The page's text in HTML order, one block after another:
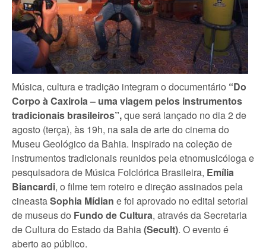
Música, cultura e tradição integram o documentário “Do
Corpo à Caxirola – uma viagem pelos instrumentos
tradicionais brasileiros”,que será lançado no dia 2 de
agosto (terça), às 19h, na sala de arte do cinema do
Museu Geológico da Bahia. Inspirado na coleção de
instrumentos tradicionais reunidos pela etnomusicóloga e
pesquisadora de Música Folclórica Brasileira, Emília
Biancardi, o filme tem roteiro e direção assinados pela
cineastaSophia Mídian efoi aprovado no edital setorial
de museus do Fundo de Cultura, através da Secretaria
de Cultura do Estado da Bahia(Secult). O evento é
aberto ao público.